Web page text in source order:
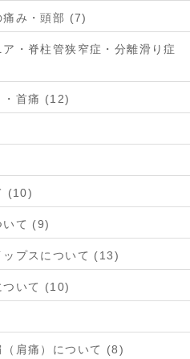
痛み・頭部 (7)
・脊柱管狭窄症・分離滑り症
・首痛 (12)
(10)
いて (9)
ップスについて (13)
ついて (10)
（肩痛）について (8)